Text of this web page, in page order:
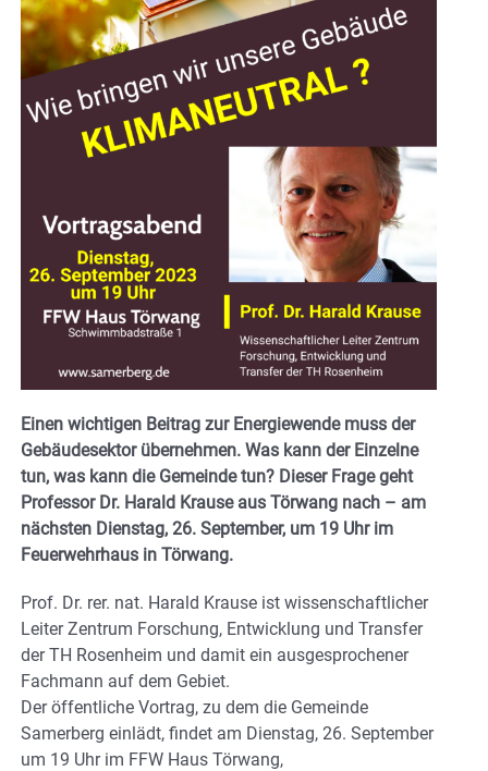
Einen wichtigen Beitrag zur Energiewende muss der
Gebäudesektor übernehmen. Was kann der Einzelne
tun, was kann die Gemeinde tun? Dieser Frage geht
Professor Dr. Harald Krause aus Törwang nach – am
nächsten Dienstag, 26. September, um 19 Uhr im
Feuerwehrhaus in Törwang.
Prof. Dr. rer. nat. Harald Krause ist wissenschaftlicher
Leiter Zentrum Forschung, Entwicklung und Transfer
der TH Rosenheim und damit ein ausgesprochener
Fachmann auf dem Gebiet.
Der öffentliche Vortrag, zu dem die Gemeinde
Samerberg einlädt, findet am Dienstag, 26. September
um 19 Uhr im FFW Haus Törwang,